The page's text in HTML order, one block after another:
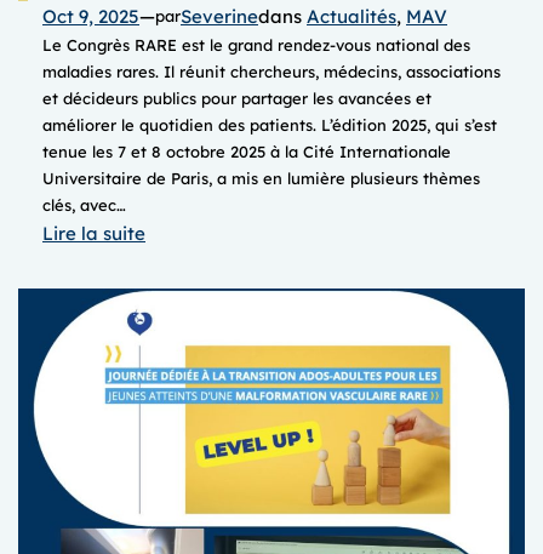
Oct 9, 2025—parSeverinedans Actualités, MAV
Le Congrès RARE est le grand rendez-vous national des
maladies rares. Il réunit chercheurs, médecins, associations
et décideurs publics pour partager les avancées et
améliorer le quotidien des patients. L’édition 2025, qui s’est
tenue les 7 et 8 octobre 2025 à la Cité Internationale
Universitaire de Paris, a mis en lumière plusieurs thèmes
clés, avec…
Lire la suite:
RARE
2025